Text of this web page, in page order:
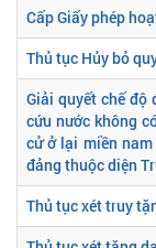
Cấp Giấy phép
Thủ tục Hủy bỏ
Giải quyết chế độ
cứu nước không
cử ở lại miền
đảng thuộc diện
Thủ tục xét truy